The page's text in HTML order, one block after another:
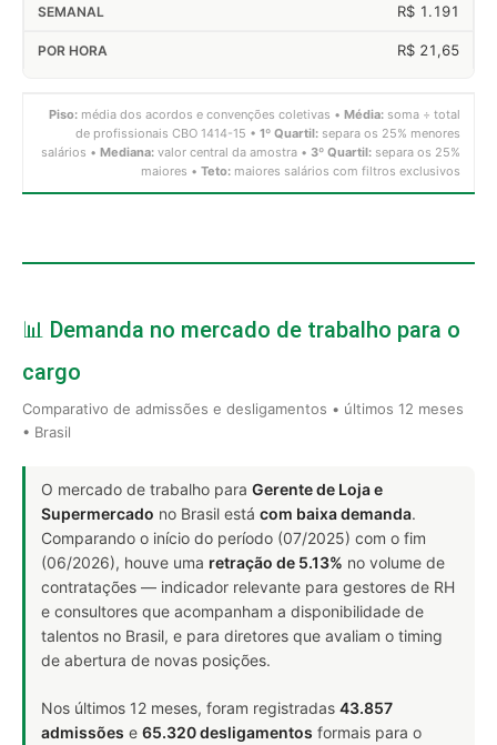
R$ 1.191
R$ 21,65
Piso: média dos acordos e convenções coletivas • Média: soma ÷ total
de profissionais CBO 1414-15 • 1º Quartil: separa os 25% menores
salários • Mediana: valor central da amostra • 3º Quartil: separa os 25%
maiores • Teto: maiores salários com filtros exclusivos
📊 Demanda no mercado de trabalho para o
cargo
Comparativo de admissões e desligamentos • últimos 12 meses
• Brasil
O mercado de trabalho para Gerente de Loja e
Supermercado no Brasil está com baixa demanda.
Comparando o início do período (07/2025) com o fim
(06/2026), houve uma retração de 5.13% no volume de
contratações — indicador relevante para gestores de RH
e consultores que acompanham a disponibilidade de
talentos no Brasil, e para diretores que avaliam o timing
de abertura de novas posições.
Nos últimos 12 meses, foram registradas 43.857
admissões e 65.320 desligamentos formais para o